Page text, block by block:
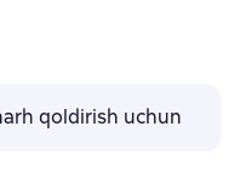
qoldirish uchun